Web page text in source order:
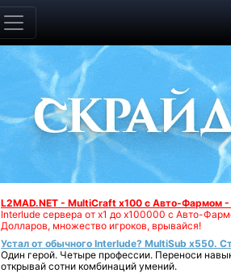
L2MAD.NET - MultiCraft x100 с Авто-Фармом
Interlude сервера от х1 до х100000 с Авто-
Долларов, множество игроков, врывайся!
Устал от обычного Interlude? MultiSub x550.
Один герой. Четыре профессии. Переноси
открывай сотни комбинаций умений.